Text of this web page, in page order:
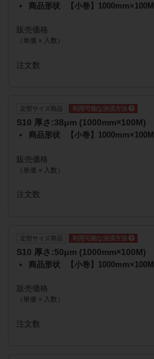
商品形状 【小巻】1000mm×100M
販売価格
（単価 × 入数）
注文数
定型サイズ商品
S10 厚さ:38μm (1000mm×100M)
商品形状 【小巻】1000mm×100M
販売価格
（単価 × 入数）
注文数
定型サイズ商品
S10 厚さ:50μm (1000mm×100M)
商品形状 【小巻】1000mm×100M
販売価格
（単価 × 入数）
注文数